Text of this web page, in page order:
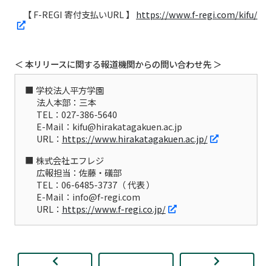
【 F-REGI 寄付支払いURL 】 https://www.f-regi.com/kifu/
＜ 本リリースに関する報道機関からの問い合わせ先 ＞
学校法人平方学園
法人本部：三本
TEL：027-386-5640
E-Mail：kifu@hirakatagakuen.ac.jp
URL： https://www.hirakatagakuen.ac.jp/
株式会社エフレジ
広報担当：佐藤・礒部
TEL：06-6485-3737（ 代表 ）
E-Mail：info@f-regi.com
URL： https://www.f-regi.co.jp/